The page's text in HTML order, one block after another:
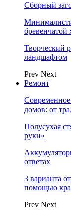
Сборный
Творческий
ландшафтом
Prev Next
Ремонт
Современное
домов: от
Полусухая
руки»
ответах
3 варианта
помощью
Prev Next